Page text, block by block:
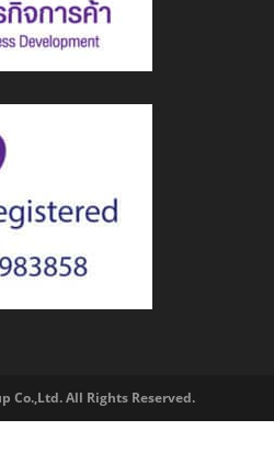
Co.,Ltd. All Rights Reserved.